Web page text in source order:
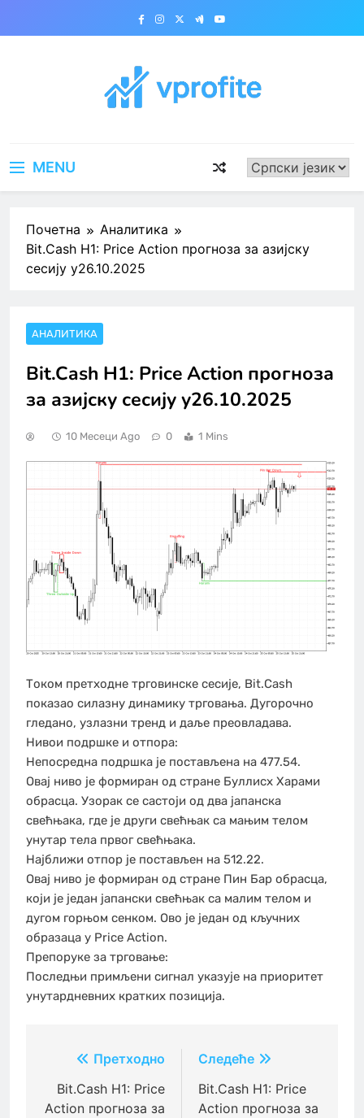
MENU
Почетна
Аналитика
Bit.Cash H1: Price Action прогноза за азијску
сесију у26.10.2025
АНАЛИТИКА
Bit.Cash H1: Price Action прогноза
за азијску сесију у26.10.2025
10 Месеци Ago 0 1 Mins
Током претходне трговинске сесије, Bit.Cash
показао силазну динамику трговања. Дугорочно
гледано, узлазни тренд и даље преовладава.
Нивои подршке и отпора:
Непосредна подршка је постављена на 477.54.
Овај ниво је формиран од стране Буллисх Харами
обрасца. Узорак се састоји од два јапанска
свећњака, где је други свећњак са мањим телом
унутар тела првог свећњака.
Најближи отпор је постављен на 512.22.
Овај ниво је формиран од стране Пин Бар обрасца,
који је један јапански свећњак са малим телом и
дугом горњом сенком. Ово је један од кључних
образаца у Price Action.
Препоруке за трговање:
Последњи примљени сигнал указује на приоритет
унутардневних кратких позиција.
Кретање
чланка
Претходно
Bit.Cash H1: Price
Action прогноза за
Следеће
Bit.Cash H1: Price
Action прогноза за